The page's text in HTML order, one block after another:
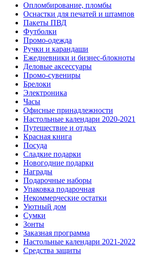
Опломбирование, пломбы
Оснастки для печатей и штампов
Пакеты ПВД
Футболки
Промо-одежда
Ручки и карандаши
Ежедневники и бизнес-блокноты
Деловые аксессуары
Промо-сувениры
Брелоки
Электроника
Часы
Офисные принадлежности
Настольные календари 2020-2021
Путешествие и отдых
Красная книга
Посуда
Сладкие подарки
Новогодние подарки
Награды
Подарочные наборы
Упаковка подарочная
Некоммерческие остатки
Уютный дом
Сумки
Зонты
Заказная программа
Настольные календари 2021-2022
Средства защиты